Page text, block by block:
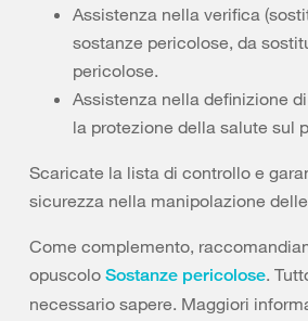
Assistenza nella verifica
sostanze pericolose, da
pericolose.
Assistenza nella definizione
la protezione della salute sul
Scaricate la lista di controllo e
sicurezza nella manipolazione
Come complemento,
opuscolo Sostanze pericolose.
necessario sapere. Maggiori